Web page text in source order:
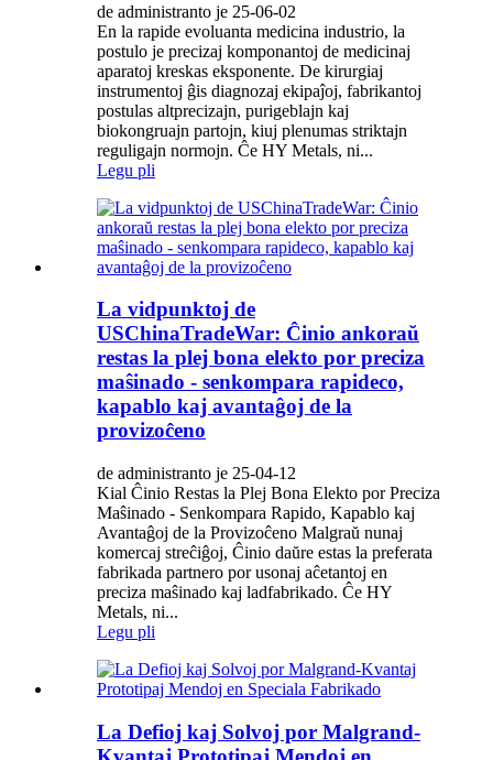
de administranto je 25-06-02
En la rapide evoluanta medicina industrio, la
postulo je precizaj komponantoj de medicinaj
aparatoj kreskas eksponente. De kirurgiaj
instrumentoj ĝis diagnozaj ekipaĵoj, fabrikantoj
postulas altprecizajn, purigeblajn kaj
biokongruajn partojn, kiuj plenumas striktajn
reguligajn normojn. Ĉe HY Metals, ni...
Legu pli
La vidpunktoj de
USChinaTradeWar: Ĉinio ankoraŭ
restas la plej bona elekto por preciza
maŝinado - senkompara rapideco,
kapablo kaj avantaĝoj de la
provizoĉeno
de administranto je 25-04-12
Kial Ĉinio Restas la Plej Bona Elekto por Preciza
Maŝinado - Senkompara Rapido, Kapablo kaj
Avantaĝoj de la Provizoĉeno Malgraŭ nunaj
komercaj streĉiĝoj, Ĉinio daŭre estas la preferata
fabrikada partnero por usonaj aĉetantoj en
preciza maŝinado kaj ladfabrikado. Ĉe HY
Metals, ni...
Legu pli
La Defioj kaj Solvoj por Malgrand-